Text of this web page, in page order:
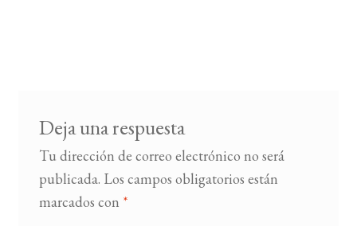
Deja una respuesta
Tu dirección de correo electrónico no será
publicada. Los campos obligatorios están
marcados con *